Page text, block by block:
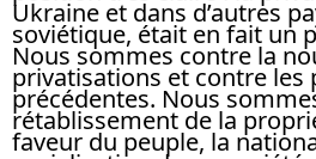
Ukraine et dans d’autres
soviétique, était en fait un
Nous sommes contre la
privatisations et contre les
précédentes. Nous
rétablissement de la
faveur du peuple, la